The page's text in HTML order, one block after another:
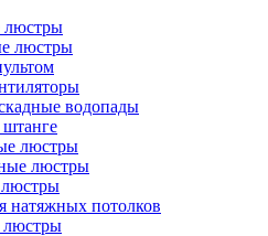
люстры
люстры
водопады
люстры
люстры
натяжных потолков
люстры